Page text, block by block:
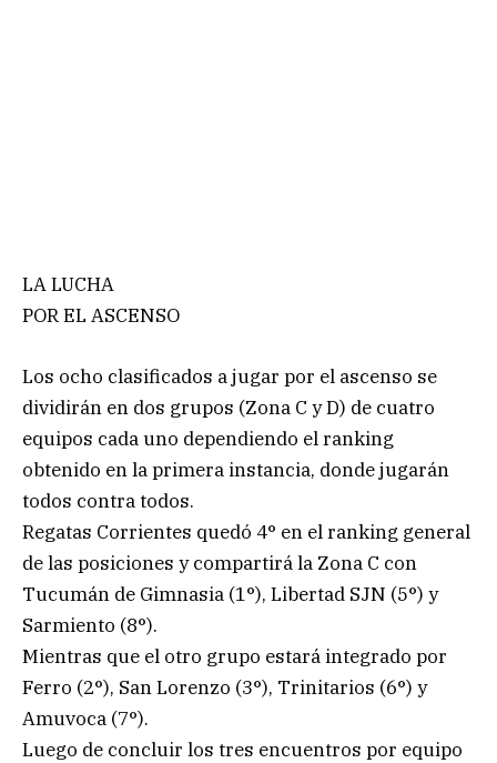
LA LUCHA
POR EL ASCENSO
Los ocho clasificados a jugar por el ascenso se
dividirán en dos grupos (Zona C y D) de cuatro
equipos cada uno dependiendo el ranking
obtenido en la primera instancia, donde jugarán
todos contra todos.
Regatas Corrientes quedó 4° en el ranking general
de las posiciones y compartirá la Zona C con
Tucumán de Gimnasia (1°), Libertad SJN (5°) y
Sarmiento (8°).
Mientras que el otro grupo estará integrado por
Ferro (2°), San Lorenzo (3°), Trinitarios (6°) y
Amuvoca (7°).
Luego de concluir los tres encuentros por equipo